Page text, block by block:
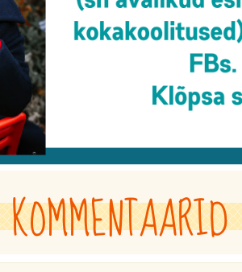
KOMMENTAARID